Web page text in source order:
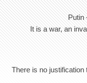
Putin
It is a war, an
There is no justification